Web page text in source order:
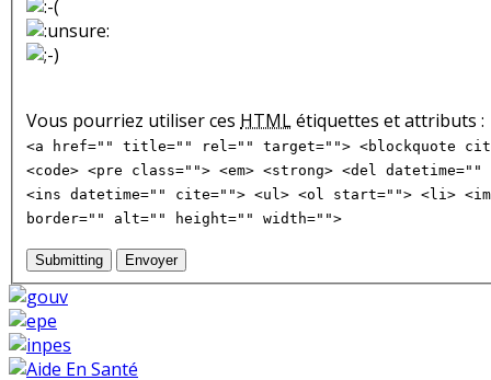
Vous pourriez utiliser ces HTMLétiquettes et attributs :
<a href="" title="" rel="" target=""> <blockquote
<code> <pre class=""> <em> <strong> <del
<ins datetime="" cite=""> <ul> <ol start=""> <li>
border="" alt="" height="" width="">
Submitting Envoyer